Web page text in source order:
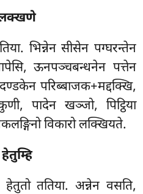
भिन्नेन सीसेन पग्घरन्तेन
ऊनपञ्चबन्धनेन पत्तेन
परिब्बाजक+मद्दक्खि,
पादेन खञ्जो, पिट्ठिया
विकारो लक्खियते.
हेतुतो ततिया. अन्नेन वसति,